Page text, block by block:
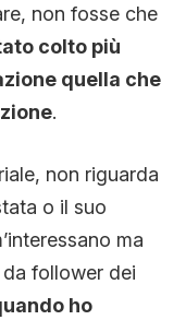
non fosse che
colto più
quella che
.
non riguarda
o il suo
ma
follower dei
ho